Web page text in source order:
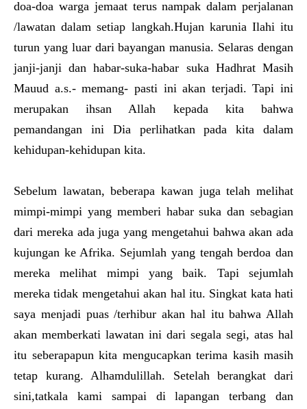
doa-doa warga jemaat terus nampak dalam perjalanan
/lawatan dalam setiap langkah.Hujan karunia Ilahi itu
turun yang luar dari bayangan manusia. Selaras dengan
janji-janji dan habar-suka-habar suka Hadhrat Masih
Mauud a.s.- memang- pasti ini akan terjadi. Tapi ini
merupakan ihsan Allah kepada kita bahwa
pemandangan ini Dia perlihatkan pada kita dalam
kehidupan-kehidupan kita.
Sebelum lawatan, beberapa kawan juga telah melihat
mimpi-mimpi yang memberi habar suka dan sebagian
dari mereka ada juga yang mengetahui bahwa akan ada
kujungan ke Afrika. Sejumlah yang tengah berdoa dan
mereka melihat mimpi yang baik. Tapi sejumlah
mereka tidak mengetahui akan hal itu. Singkat kata hati
saya menjadi puas /terhibur akan hal itu bahwa Allah
akan memberkati lawatan ini dari segala segi, atas hal
itu seberapapun kita mengucapkan terima kasih masih
tetap kurang. Alhamdulillah. Setelah berangkat dari
sini,tatkala kami sampai di lapangan terbang dan